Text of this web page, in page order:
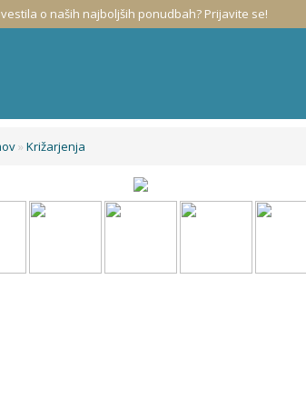
o naših najboljših ponudbah? Prijavite se!
» Križarjenja